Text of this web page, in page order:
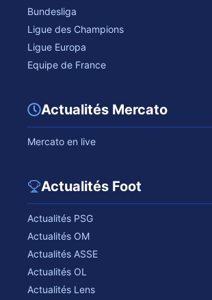
Bundesliga
Ligue des Champions
Ligue Europa
Equipe de France
Actualités Mercato
Mercato en live
Actualités Foot
Actualités PSG
Actualités OM
Actualités ASSE
Actualités OL
Actualités Lens